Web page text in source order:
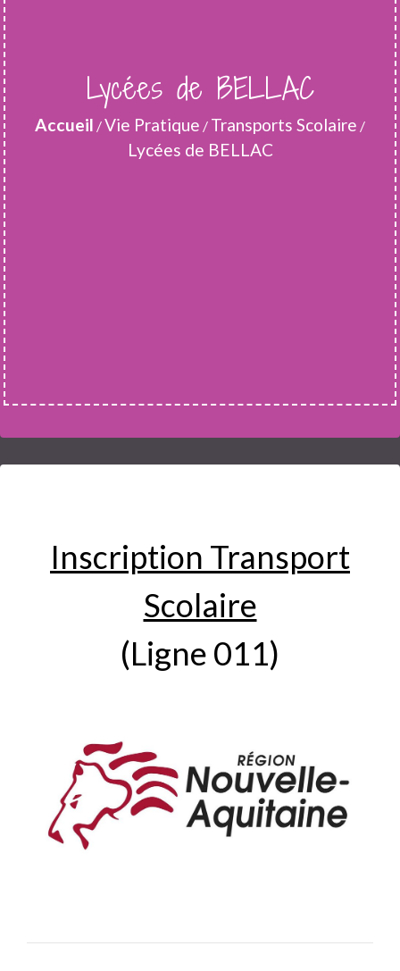
Lycées de BELLAC
Accueil /Vie Pratique / Transports Scolaire /
Lycées de BELLAC
Inscription Transport
Scolaire
(Ligne 011)